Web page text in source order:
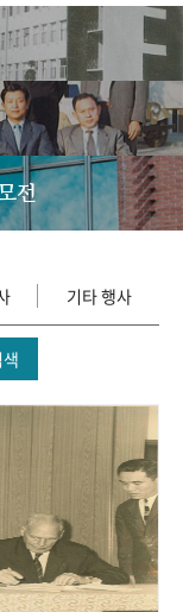
영상 기록물
전
기타 행사